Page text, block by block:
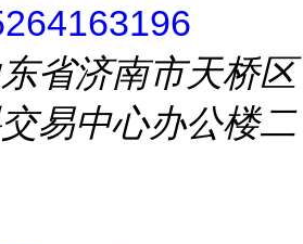
省济南市天桥区
易中心办公楼二